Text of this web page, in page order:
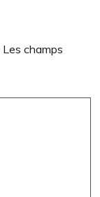
Les champs